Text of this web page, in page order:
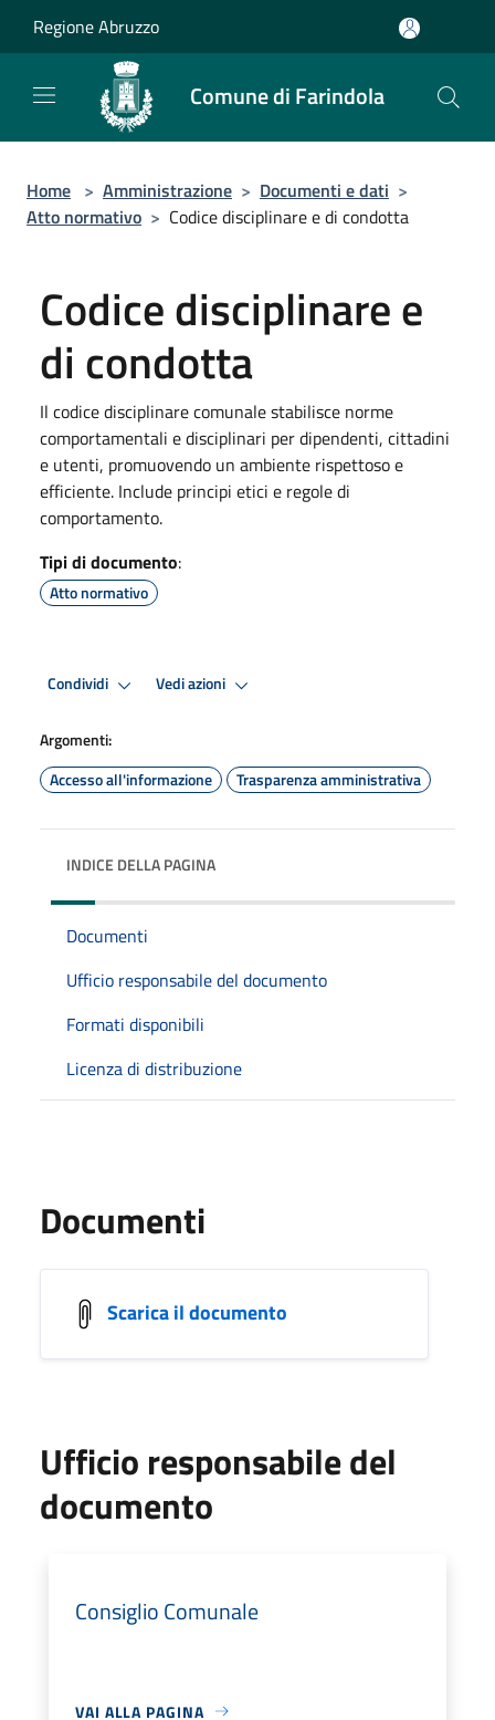
Regione Abruzzo
Comune di Farindola
Home > Amministrazione > Documenti e dati >
Atto normativo > Codice disciplinare e di condotta
Codice disciplinare e
di condotta
Il codice disciplinare comunale stabilisce norme
comportamentali e disciplinari per dipendenti, cittadini
e utenti, promuovendo un ambiente rispettoso e
efficiente. Include principi etici e regole di
comportamento.
Tipi di documento:
Atto normativo
Condividi Vedi azioni
Argomenti:
Accesso all'informazione
Trasparenza amministrativa
INDICE DELLA PAGINA
Documenti
Ufficio responsabile del documento
Formati disponibili
Licenza di distribuzione
Documenti
Scarica il documento
Ufficio responsabile del
documento
Consiglio Comunale
VAI ALLA PAGINA